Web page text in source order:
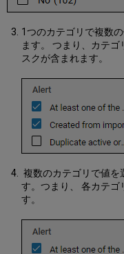
ペ
ン
内
を
す
る
セ
ク
シ
ン
間
移
動
タ
1つのカテゴリで複数
ます。 つまり、カテ
スクが含まれます。
複数のカテゴリで値を
す。つまり、 各カテゴ
す。